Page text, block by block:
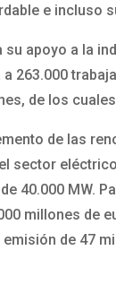
e incluso
su apoyo a la
de los
de las
40.000 MW.
millones
de 47